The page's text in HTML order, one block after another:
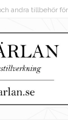
andra tillbehör